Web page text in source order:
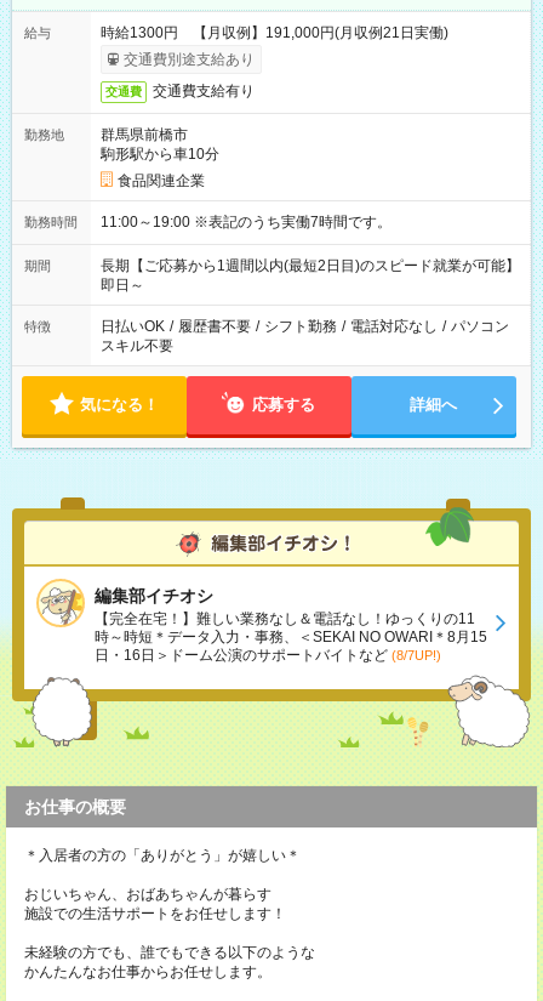
給与
時給1300円 【月収例】191,000円(月収例21日実働)
交通費別途支給あり
交通費 交通費支給有り
勤務地
群馬県前橋市
駒形駅から車10分
食品関連企業
勤務時間 11:00～19:00 ※表記のうち実働7時間です。
期間
長期【ご応募から1週間以内(最短2日目)のスピード就業が可能】
即日～
特徴 日払いOK / 履歴書不要 / シフト勤務 / 電話対応なし / パソコン
スキル不要
気になる！ 応募する 詳細へ
編集部イチオシ
【完全在宅！】難しい業務なし＆電話なし！ゆっくりの11
時～時短＊データ入力・事務、＜SEKAI NO OWARI＊8月15
日・16日＞ドーム公演のサポートバイトなど (8/7UP!)
お仕事の概要
＊入居者の方の「ありがとう」が嬉しい＊
おじいちゃん、おばあちゃんが暮らす
施設での生活サポートをお任せします！
未経験の方でも、誰でもできる以下のような
かんたんなお仕事からお任せします。